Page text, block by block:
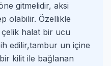
gitmelidir, aksi
olabilir. Özellikle
halat bir ucu
edilir,tambur un içine
kilit ile bağlanan